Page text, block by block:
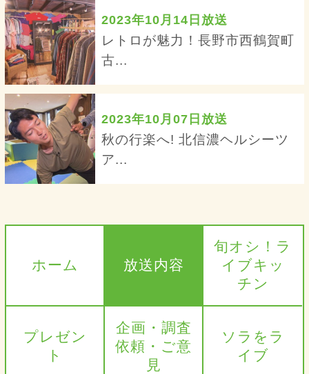
2023年10月14日放送
レトロが魅力！長野市西鶴賀町
古...
2023年10月07日放送
秋の行楽へ! 北信濃ヘルシーツ
ア...
ホーム 放送内容
旬オシ！ラ
イブキッ
チン
プレゼン
ト
企画・調査
依頼・ご意
見
ソラをラ
イブ